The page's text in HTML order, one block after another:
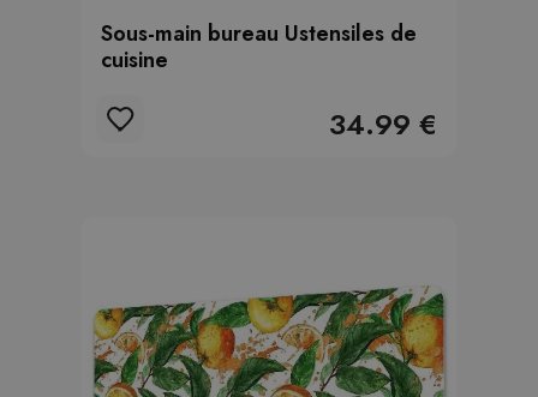
Sous-main bureau Ustensiles de
cuisine
34.99 €